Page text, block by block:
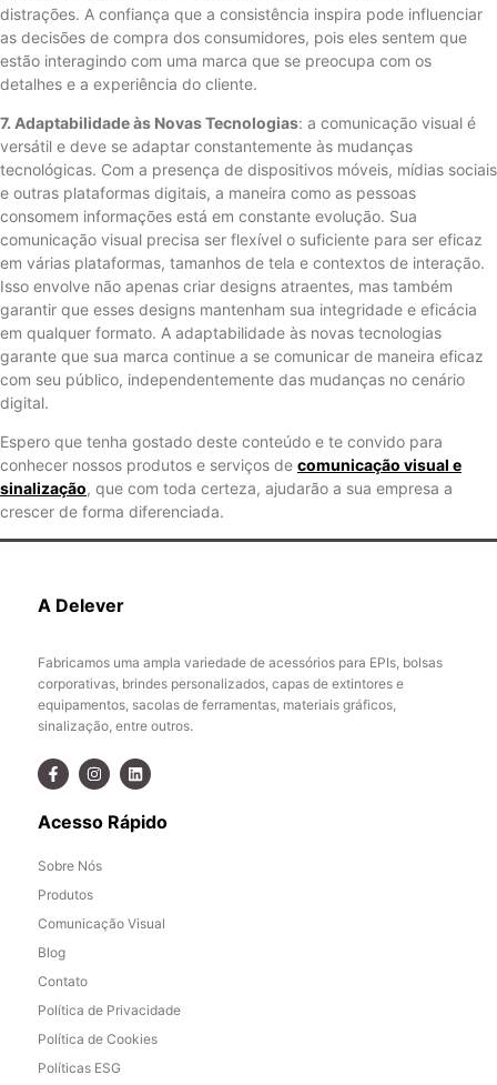
distrações. A confiança que a consistência inspira pode influenciar
as decisões de compra dos consumidores, pois eles sentem que
estão interagindo com uma marca que se preocupa com os
detalhes e a experiência do cliente.
7. Adaptabilidade às Novas Tecnologias: a comunicação visual é
versátil e deve se adaptar constantemente às mudanças
tecnológicas. Com a presença de dispositivos móveis, mídias sociais
e outras plataformas digitais, a maneira como as pessoas
consomem informações está em constante evolução. Sua
comunicação visual precisa ser flexível o suficiente para ser eficaz
em várias plataformas, tamanhos de tela e contextos de interação.
Isso envolve não apenas criar designs atraentes, mas também
garantir que esses designs mantenham sua integridade e eficácia
em qualquer formato. A adaptabilidade às novas tecnologias
garante que sua marca continue a se comunicar de maneira eficaz
com seu público, independentemente das mudanças no cenário
digital.
Espero que tenha gostado deste conteúdo e te convido para
conhecer nossos produtos e serviços de comunicação visual e
sinalização, que com toda certeza, ajudarão a sua empresa a
crescer de forma diferenciada.
A Delever
Fabricamos uma ampla variedade de acessórios para EPIs, bolsas
corporativas, brindes personalizados, capas de extintores e
equipamentos, sacolas de ferramentas, materiais gráficos,
sinalização, entre outros.
Acesso Rápido
Sobre Nós
Produtos
Comunicação Visual
Blog
Contato
Política de Privacidade
Política de Cookies
Políticas ESG